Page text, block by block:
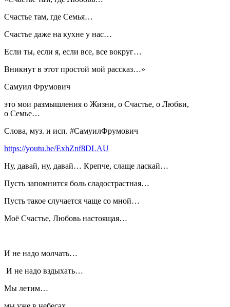
Счастье там, где Семья…
Счастье даже на кухне у нас…
Если ты, если я, если все, все вокруг…
Вникнут в этот простой мой рассказ…»
Самуил Фрумович
это мои размышления о Жизни, о Счастье, о Любви,
о Семье…
Слова, муз. и исп. #СамуилФрумович
https://youtu.be/ExhZnf8DLAU
Ну, давай, ну, давай… Крепче, слаще ласкай…
Пусть запомнится боль сладострастная…
Пусть такое случается чаще со мной…
Моё Счастье, Любовь настоящая…
И не надо молчать…
И не надо вздыхать…
Мы летим…